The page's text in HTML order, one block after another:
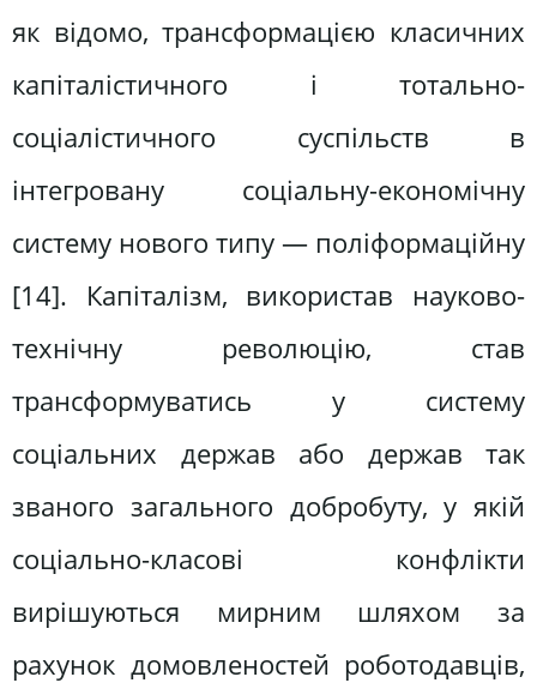
як відомо, трансформацією класичних
капіталістичного і тотально-
соціалістичного суспільств в
інтегровану соціальну-економічну
систему нового типу — поліформаційну
[14]. Капіталізм, використав науково-
технічну революцію, став
трансформуватись у систему
соціальних держав або держав так
званого загального добробуту, у якій
соціально-класові конфлікти
вирішуються мирним шляхом за
рахунок домовленостей роботодавців,